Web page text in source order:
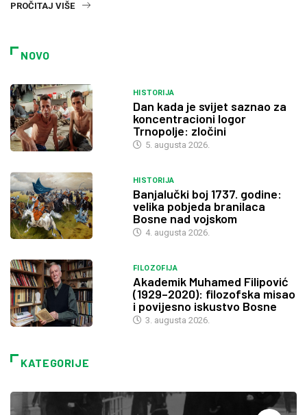
PROČITAJ VIŠE
NOVO
HISTORIJA
Dan kada je svijet saznao za
koncentracioni logor
Trnopolje: zločini
5. augusta 2026.
HISTORIJA
Banjalučki boj 1737. godine:
velika pobjeda branilaca
Bosne nad vojskom
4. augusta 2026.
FILOZOFIJA
Akademik Muhamed Filipović
(1929–2020): filozofska misao
i povijesno iskustvo Bosne
3. augusta 2026.
KATEGORIJE